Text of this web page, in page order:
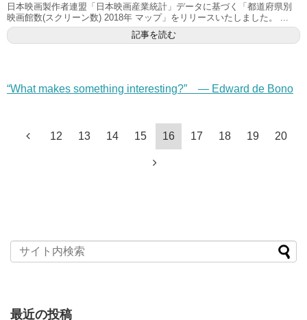
日本映画製作者連盟「日本映画産業統計」データに基づく「都道府県別
映画館数(スクリーン数) 2018年 マップ」をリリースいたしました。 ...
記事を読む
“What makes something interesting?” — Edward de Bono
12 13 14 15 16 17 18 19 20
最近の投稿